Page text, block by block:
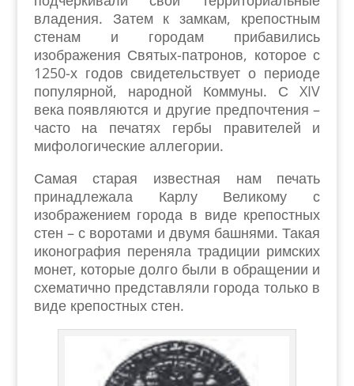
владения. Затем к замкам, крепостным
стенам и городам прибавились
изображения Святых-патронов, которое с
1250-х годов свидетельствует о периоде
популярной, народной Коммуны. С XIV
века появляются и другие предпочтения –
часто на печатях гербы правителей и
мифологические аллегории.
Самая старая известная нам печать
принадлежала Карлу Великому с
изображением города в виде крепостных
стен – с воротами и двумя башнями. Такая
иконография переняла традиции римских
монет, которые долго были в обращении и
схематично представляли города только в
виде крепостных стен.